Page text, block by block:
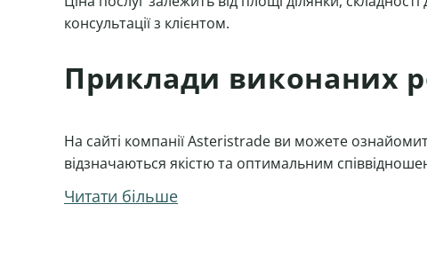
консультації з клієнтом.
Приклади виконаних
На сайті компанії Asteristrade ви можете
відзначаються якістю та оптимальним
Читати більше